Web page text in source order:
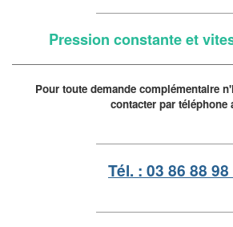
Pression constante et
Pour toute demande complémentaire
contacter par téléphone
Tél. : 03 86 88 98